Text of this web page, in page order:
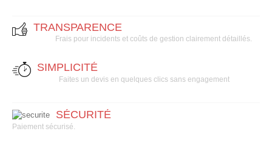
TRANSPARENCE
Frais pour incidents et coûts de gestion clairement détaillés.
SIMPLICITÉ
Faites un devis en quelques clics sans engagement
SÉCURITÉ
Paiement sécurisé.